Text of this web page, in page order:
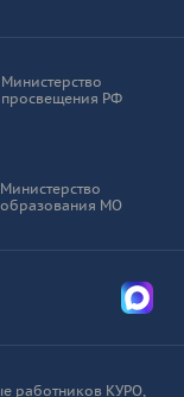
Министерство
просвещения РФ
Министерство
образования МО
Мы в
работников КУРО,